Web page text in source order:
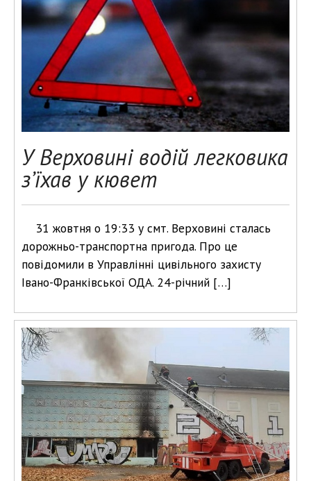
У Верховині водій легковика
з’їхав у кювет
31 жовтня о 19:33 у смт. Верховині сталась
дорожньо-транспортна пригода. Про це
повідомили в Управлінні цивільного захисту
Івано-Франківської ОДА. 24-річний […]